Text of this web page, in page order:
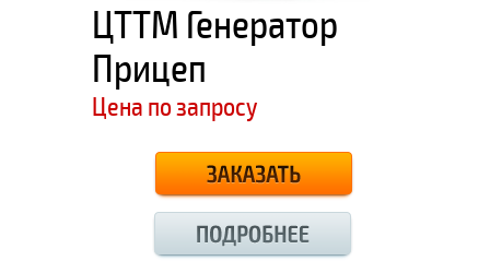
ЦТТМ Генератор
Прицеп
Цена по запросу